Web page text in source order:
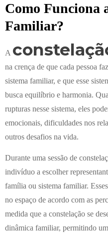
Como Funciona
Familiar?
A
na crença de que cada pessoa
sistema familiar, e que esse
busca equilíbrio e harmonia.
rupturas nesse sistema, eles
emocionais, dificuldades nos
outros desafios na vida.
Durante uma sessão de
indivíduo a escolher
família ou sistema familiar.
no espaço de acordo com as
medida que a constelação se
dinâmica familiar, permitindo